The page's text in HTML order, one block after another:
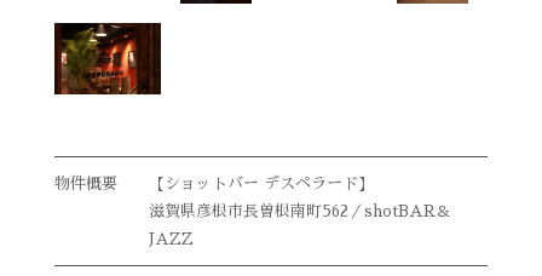
【ショットバー デスペラード】
滋賀県彦根市長曽根南町562／shotBAR＆
JAZZ